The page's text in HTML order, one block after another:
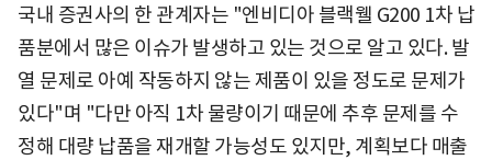
국내 증권사의 한 관계자는 "엔비디아 블랙웰 G200 1차 납
품분에서 많은 이슈가 발생하고 있는 것으로 알고 있다. 발
열 문제로 아예 작동하지 않는 제품이 있을 정도로 문제가
있다"며 "다만 아직 1차 물량이기 때문에 추후 문제를 수
정해 대량 납품을 재개할 가능성도 있지만, 계획보다 매출